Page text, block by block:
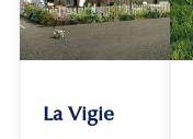
La Vigie